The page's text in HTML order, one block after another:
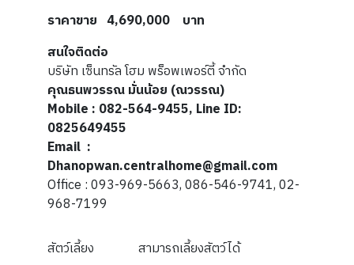
ราคาขาย 4,690,000 บาท
สนใจติดต่อ
บริษัท เซ็นทรัล โฮม พร็อพเพอร์ตี้ จำกัด
คุณธนพวรรณ มั่นน้อย (ณวรรณ)
Mobile : 082-564-9455, Line ID:
0825649455
Email :
Dhanopwan.centralhome@gmail.com
Office : 093-969-5663, 086-546-9741, 02-
968-7199
สัตว์เลี้ยง
สามารถเลี้ยงสัตว์ได้